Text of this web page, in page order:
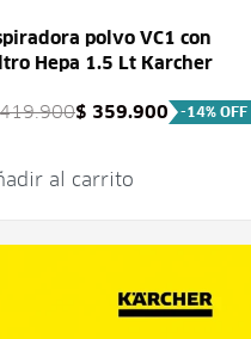
polvo VC1 con
Hepa 1.5 Lt Karcher
$ 359.900 -14% OFF
al carrito